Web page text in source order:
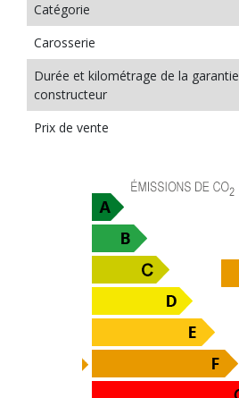
Catégorie
Carosserie
Durée et kilométrage de la garantie
constructeur
Prix de vente